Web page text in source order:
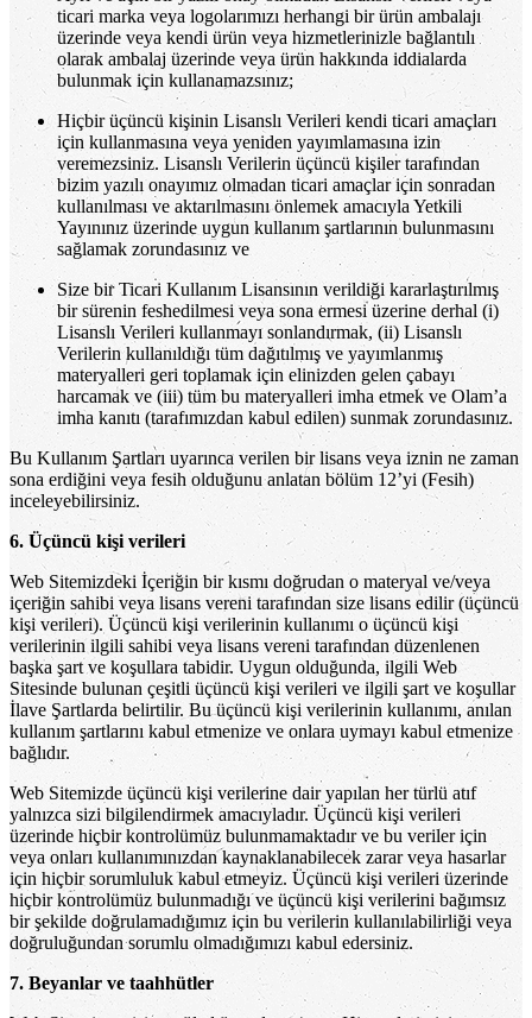
ticari marka veya logolarımızı herhangi bir ürün ambalajı
üzerinde veya kendi ürün veya hizmetlerinizle bağlantılı
olarak ambalaj üzerinde veya ürün hakkında iddialarda
bulunmak için kullanamazsınız;
Hiçbir üçüncü kişinin Lisanslı Verileri kendi ticari amaçları
için kullanmasına veya yeniden yayımlamasına izin
veremezsiniz. Lisanslı Verilerin üçüncü kişiler tarafından
bizim yazılı onayımız olmadan ticari amaçlar için sonradan
kullanılması ve aktarılmasını önlemek amacıyla Yetkili
Yayınınız üzerinde uygun kullanım şartlarının bulunmasını
sağlamak zorundasınız ve
Size bir Ticari Kullanım Lisansının verildiği kararlaştırılmış
bir sürenin feshedilmesi veya sona ermesi üzerine derhal (i)
Lisanslı Verileri kullanmayı sonlandırmak, (ii) Lisanslı
Verilerin kullanıldığı tüm dağıtılmış ve yayımlanmış
materyalleri geri toplamak için elinizden gelen çabayı
harcamak ve (iii) tüm bu materyalleri imha etmek ve Olam’a
imha kanıtı (tarafımızdan kabul edilen) sunmak zorundasınız.
Bu Kullanım Şartları uyarınca verilen bir lisans veya iznin ne zaman
sona erdiğini veya fesih olduğunu anlatan bölüm 12’yi (Fesih)
inceleyebilirsiniz.
6. Üçüncü kişi verileri
Web Sitemizdeki İçeriğin bir kısmı doğrudan o materyal ve/veya
içeriğin sahibi veya lisans vereni tarafından size lisans edilir (üçüncü
kişi verileri). Üçüncü kişi verilerinin kullanımı o üçüncü kişi
verilerinin ilgili sahibi veya lisans vereni tarafından düzenlenen
başka şart ve koşullara tabidir. Uygun olduğunda, ilgili Web
Sitesinde bulunan çeşitli üçüncü kişi verileri ve ilgili şart ve koşullar
İlave Şartlarda belirtilir. Bu üçüncü kişi verilerinin kullanımı, anılan
kullanım şartlarını kabul etmenize ve onlara uymayı kabul etmenize
bağlıdır.
Web Sitemizde üçüncü kişi verilerine dair yapılan her türlü atıf
yalnızca sizi bilgilendirmek amacıyladır. Üçüncü kişi verileri
üzerinde hiçbir kontrolümüz bulunmamaktadır ve bu veriler için
veya onları kullanımınızdan kaynaklanabilecek zarar veya hasarlar
için hiçbir sorumluluk kabul etmeyiz. Üçüncü kişi verileri üzerinde
hiçbir kontrolümüz bulunmadığı ve üçüncü kişi verilerini bağımsız
bir şekilde doğrulamadığımız için bu verilerin kullanılabilirliği veya
doğruluğundan sorumlu olmadığımızı kabul edersiniz.
7. Beyanlar ve taahhütler